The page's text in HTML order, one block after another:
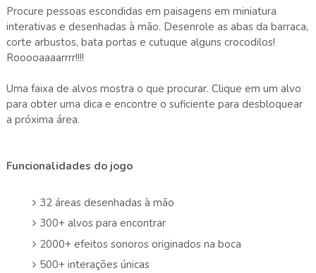
Procure pessoas escondidas em paisagens em miniatura
interativas e desenhadas à mão. Desenrole as abas da barraca,
corte arbustos, bata portas e cutuque alguns crocodilos!
Rooooaaaarrrr!!!!
Uma faixa de alvos mostra o que procurar. Clique em um alvo
para obter uma dica e encontre o suficiente para desbloquear
a próxima área.
Funcionalidades do jogo
32 áreas desenhadas à mão
300+ alvos para encontrar
2000+ efeitos sonoros originados na boca
500+ interações únicas